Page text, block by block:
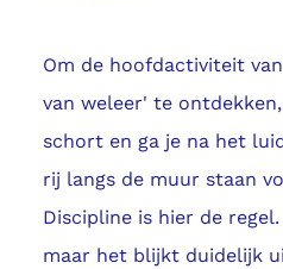
Om de hoofdactiviteit
van weleer' te
schort en ga je na het
rij langs de muur staan
Discipline is hier de
maar het blijkt duidelijk